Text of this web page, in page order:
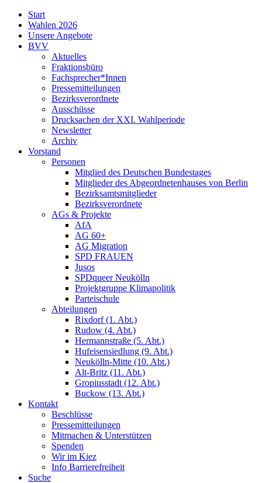
Start
Wahlen 2026
Unsere Angebote
BVV
Aktuelles
Fraktionsbüro
Fachsprecher*Innen
Pressemitteilungen
Bezirksverordnete
Ausschüsse
Drucksachen der XXI. Wahlperiode
Newsletter
Archiv
Vorstand
Personen
Mitglied des Deutschen Bundestages
Mitglieder des Abgeordnetenhauses von Berlin
Bezirksamtsmitglieder
Bezirksverordnete
AGs & Projekte
AfA
AG 60+
AG Migration
SPD FRAUEN
Jusos
SPDqueer Neukölln
Projektgruppe Klimapolitik
Parteischule
Abteilungen
Rixdorf (1. Abt.)
Rudow (4. Abt.)
Hermannstraße (5. Abt.)
Hufeisensiedlung (9. Abt.)
Neukölln-Mitte (10. Abt.)
Alt-Britz (11. Abt.)
Gropiusstadt (12. Abt.)
Buckow (13. Abt.)
Kontakt
Beschlüsse
Pressemitteilungen
Mitmachen & Unterstützen
Spenden
Wir im Kiez
Info Barrierefreiheit
Suche